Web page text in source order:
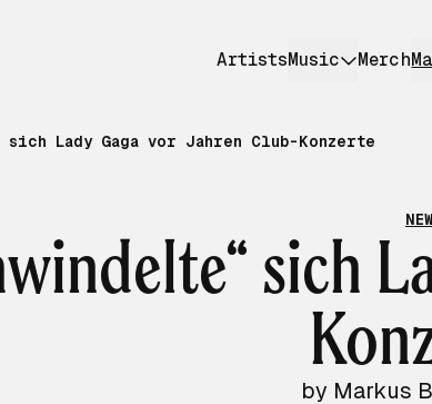
ArtistsMusic Merch
Lady Gaga vor Jahren Club-Konzerte
sich
by